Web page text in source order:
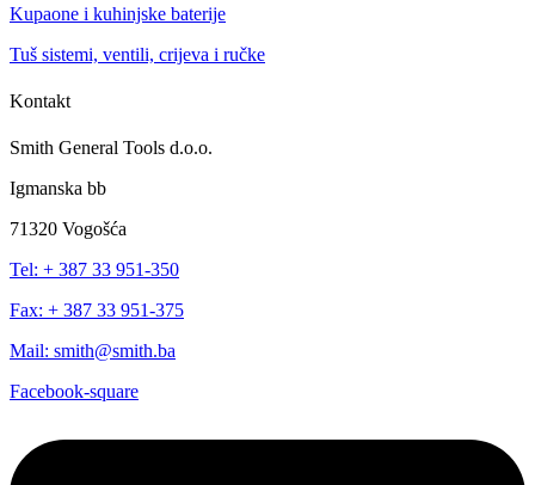
Kupaone i kuhinjske baterije
Tuš sistemi, ventili, crijeva i ručke
Kontakt
Smith General Tools d.o.o.
Igmanska bb
71320 Vogošća
Tel: + 387 33 951-350
Fax: + 387 33 951-375
Mail: smith@smith.ba
Facebook-square